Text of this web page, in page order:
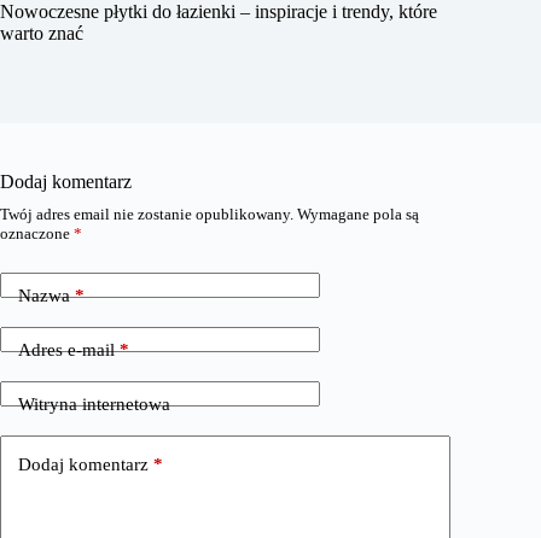
Nowoczesne płytki do łazienki – inspiracje i trendy, które
warto znać
Dodaj komentarz
Twój adres email nie zostanie opublikowany. Wymagane pola są
oznaczone *
Nazwa*
Adres e-mail*
Witryna internetowa
Dodaj komentarz *